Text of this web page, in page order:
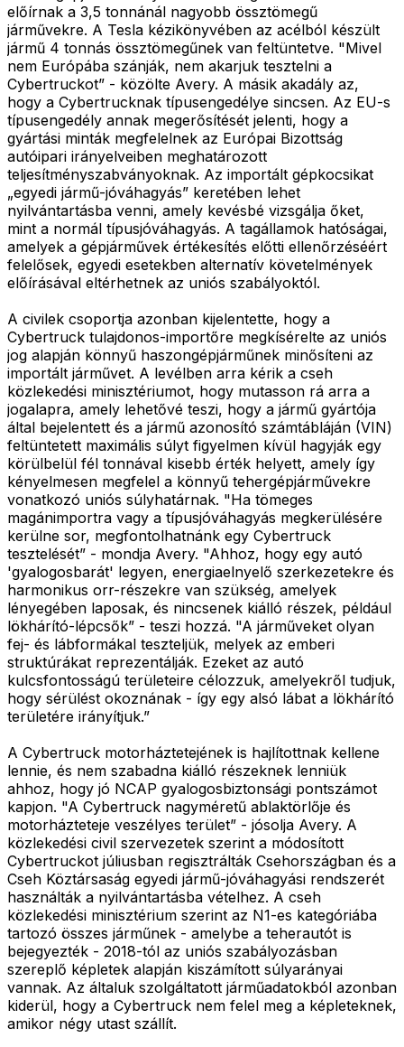
előírnak a 3,5 tonnánál nagyobb össztömegű
járművekre. A Tesla kézikönyvében az acélból készült
jármű 4 tonnás össztömegűnek van feltüntetve. "Mivel
nem Európába szánják, nem akarjuk tesztelni a
Cybertruckot” - közölte Avery. A másik akadály az,
hogy a Cybertrucknak típusengedélye sincsen. Az EU-s
típusengedély annak megerősítését jelenti, hogy a
gyártási minták megfelelnek az Európai Bizottság
autóipari irányelveiben meghatározott
teljesítményszabványoknak. Az importált gépkocsikat
„egyedi jármű-jóváhagyás” keretében lehet
nyilvántartásba venni, amely kevésbé vizsgálja őket,
mint a normál típusjóváhagyás. A tagállamok hatóságai,
amelyek a gépjárművek értékesítés előtti ellenőrzéséért
felelősek, egyedi esetekben alternatív követelmények
előírásával eltérhetnek az uniós szabályoktól.
A civilek csoportja azonban kijelentette, hogy a
Cybertruck tulajdonos-importőre megkísérelte az uniós
jog alapján könnyű haszongépjárműnek minősíteni az
importált járművet. A levélben arra kérik a cseh
közlekedési minisztériumot, hogy mutasson rá arra a
jogalapra, amely lehetővé teszi, hogy a jármű gyártója
által bejelentett és a jármű azonosító számtábláján (VIN)
feltüntetett maximális súlyt figyelmen kívül hagyják egy
körülbelül fél tonnával kisebb érték helyett, amely így
kényelmesen megfelel a könnyű tehergépjárművekre
vonatkozó uniós súlyhatárnak. "Ha tömeges
magánimportra vagy a típusjóváhagyás megkerülésére
kerülne sor, megfontolhatnánk egy Cybertruck
tesztelését” - mondja Avery. "Ahhoz, hogy egy autó
'gyalogosbarát' legyen, energiaelnyelő szerkezetekre és
harmonikus orr-részekre van szükség, amelyek
lényegében laposak, és nincsenek kiálló részek, például
lökhárító-lépcsők” - teszi hozzá. "A járműveket olyan
fej- és lábformákal teszteljük, melyek az emberi
struktúrákat reprezentálják. Ezeket az autó
kulcsfontosságú területeire célozzuk, amelyekről tudjuk,
hogy sérülést okoznának - így egy alsó lábat a lökhárító
területére irányítjuk.”
A Cybertruck motorháztetejének is hajlítottnak kellene
lennie, és nem szabadna kiálló részeknek lenniük
ahhoz, hogy jó NCAP gyalogosbiztonsági pontszámot
kapjon. "A Cybertruck nagyméretű ablaktörlője és
motorházteteje veszélyes terület” - jósolja Avery. A
közlekedési civil szervezetek szerint a módosított
Cybertruckot júliusban regisztrálták Csehországban és a
Cseh Köztársaság egyedi jármű-jóváhagyási rendszerét
használták a nyilvántartásba vételhez. A cseh
közlekedési minisztérium szerint az N1-es kategóriába
tartozó összes járműnek - amelybe a teherautót is
bejegyezték - 2018-tól az uniós szabályozásban
szereplő képletek alapján kiszámított súlyarányai
vannak. Az általuk szolgáltatott járműadatokból azonban
kiderül, hogy a Cybertruck nem felel meg a képleteknek,
amikor négy utast szállít.